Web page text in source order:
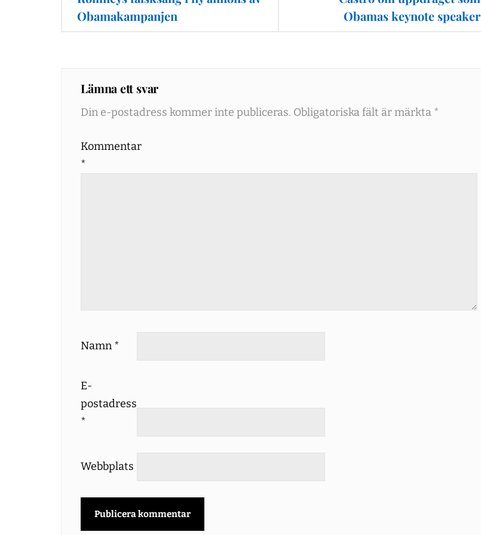
Obamakampanjen
Obamas keynote speaker
Lämna ett svar
Din e-postadress kommer inte publiceras. Obligatoriska fält är märkta *
Kommentar
*
Namn *
E-
postadress
*
Webbplats